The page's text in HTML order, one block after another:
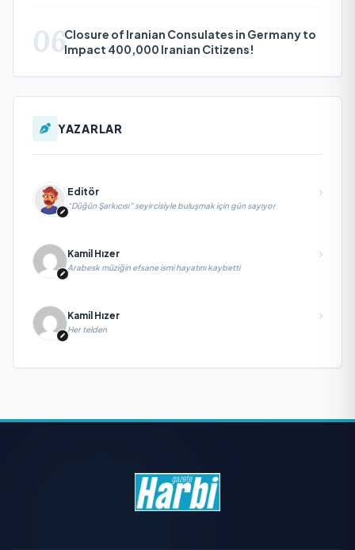
06Closure of Iranian Consulates in Germany to
Impact 400,000 Iranian Citizens!
YAZARLAR
Editör
“Düğün Şarkıcısı” seyircisiyle buluşmak için gün sayıyor
Kamil Hızer
Arabesk müziğin efsane ismi hayatını kaybetti
Kamil Hızer
Her telden